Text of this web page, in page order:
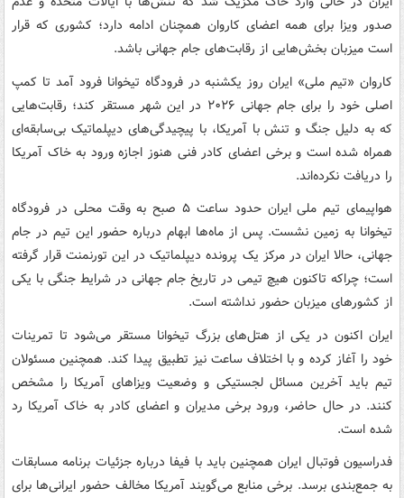
صدور ویزا برای همه اعضای کاروان همچنان ادامه دارد؛ کشوری که قرار
است میزبان بخش‌هایی از رقابت‌های جام جهانی باشد.
کاروان «تیم ملی» ایران روز یکشنبه در فرودگاه تیخوانا فرود آمد تا کمپ
اصلی خود را برای جام جهانی ۲۰۲۶ در این شهر مستقر کند؛ رقابت‌هایی
که به دلیل جنگ و تنش با آمریکا، با پیچیدگی‌های دیپلماتیک بی‌سابقه‌ای
همراه شده است و برخی اعضای کادر فنی هنوز اجازه ورود به خاک آمریکا
را دریافت نکرده‌اند.
هواپیمای تیم ملی ایران حدود ساعت ۵ صبح به وقت محلی در فرودگاه
تیخوانا به زمین نشست. پس از ماه‌ها ابهام درباره حضور این تیم در جام
جهانی، حالا ایران در مرکز یک پرونده دیپلماتیک در این تورنمنت قرار گرفته
است؛ چراکه تاکنون هیچ تیمی در تاریخ جام جهانی در شرایط جنگی با یکی
از کشورهای میزبان حضور نداشته است.
ایران اکنون در یکی از هتل‌های بزرگ تیخوانا مستقر می‌شود تا تمرینات
خود را آغاز کرده و با اختلاف ساعت نیز تطبیق پیدا کند. همچنین مسئولان
تیم باید آخرین مسائل لجستیکی و وضعیت ویزاهای آمریکا را مشخص
کنند. در حال حاضر، ورود برخی مدیران و اعضای کادر به خاک آمریکا رد
شده است.
فدراسیون فوتبال ایران همچنین باید با فیفا درباره جزئیات برنامه مسابقات
به جمع‌بندی برسد. برخی منابع می‌گویند آمریکا مخالف حضور ایرانی‌ها برای